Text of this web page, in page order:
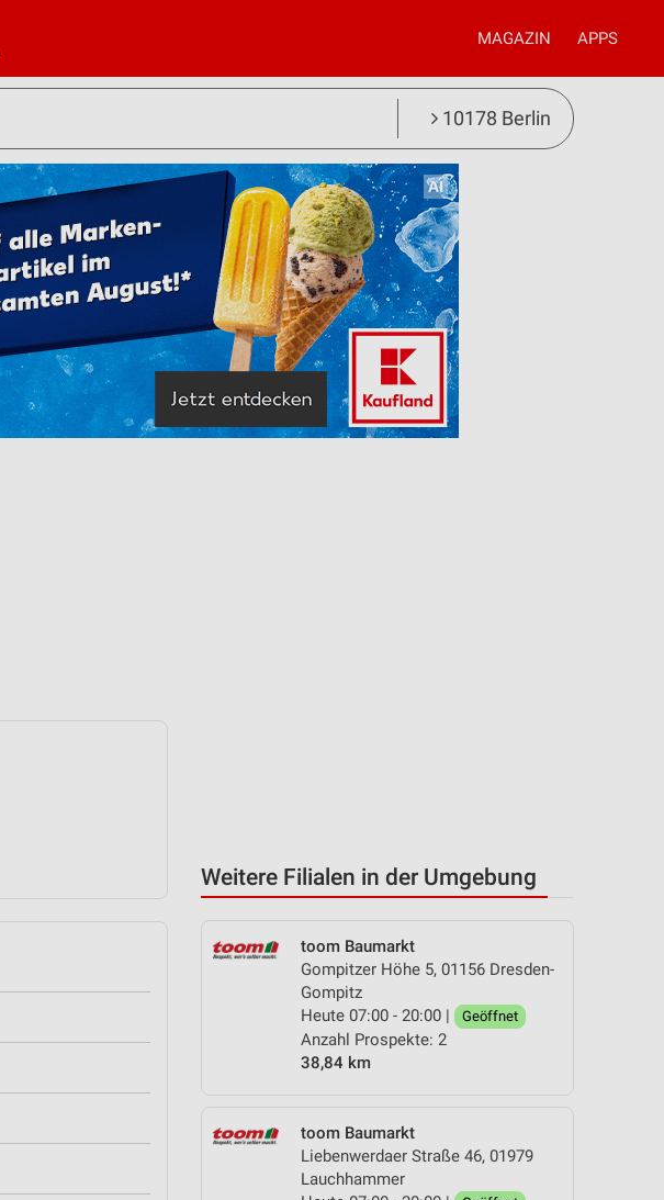
MAGAZIN APPS
10178 Berlin
Weitere Filialen in der Umgebung
toom Baumarkt
Gompitzer Höhe 5, 01156 Dresden-
Gompitz
Heute 07:00 - 20:00 |
Geöffnet
Anzahl Prospekte: 2
38,84 km
toom Baumarkt
Liebenwerdaer Straße 46, 01979
Lauchhammer